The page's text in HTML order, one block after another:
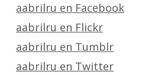
aabrilru en Facebook
aabrilru en Flickr
aabrilru en Tumblr
aabrilru en Twitter